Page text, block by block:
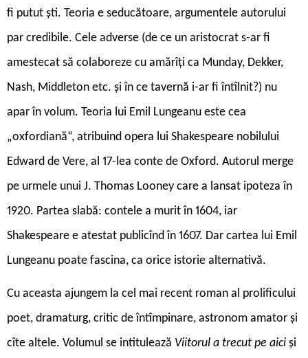
fi putut ști. Teoria e seducătoare, argumentele autorului
par credibile. Cele adverse (de ce un aristocrat s-ar fi
amestecat să colaboreze cu amărîți ca Munday, Dekker,
Nash, Middleton etc. și în ce tavernă i-ar fi întîlnit?) nu
apar în volum. Teoria lui Emil Lungeanu este cea
„oxfordiană“, atribuind opera lui Shakespeare nobilului
Edward de Vere, al 17-lea conte de Oxford. Autorul merge
pe urmele unui J. Thomas Looney care a lansat ipoteza în
1920. Partea slabă: contele a murit în 1604, iar
Shakespeare e atestat publicînd în 1607. Dar cartea lui Emil
Lungeanu poate fascina, ca orice istorie alternativă.
Cu aceasta ajungem la cel mai recent roman al prolificului
poet, dramaturg, critic de întîmpinare, astronom amator și
cîte altele. Volumul se intitulează Viitorul a trecut pe aici și